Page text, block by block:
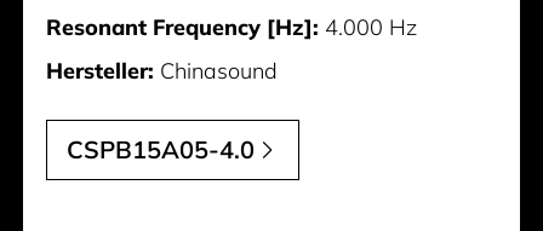
Resonant Frequency [Hz]: 4.000 Hz
Hersteller: Chinasound
CSPB15A05-4.0